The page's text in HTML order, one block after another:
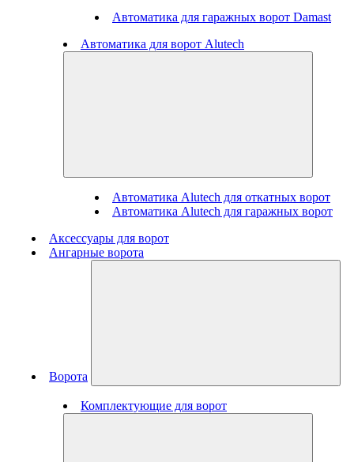
Автоматика для гаражных ворот Damast
Автоматика для ворот Alutech
Автоматика Alutech для откатных ворот
Автоматика Alutech для гаражных ворот
Аксессуары для ворот
Ангарные ворота
Ворота
Комплектующие для ворот